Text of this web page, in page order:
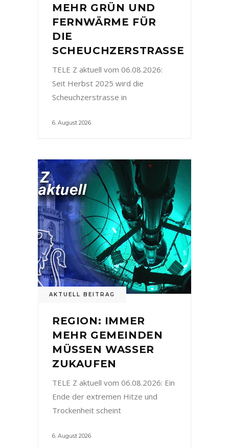
MEHR GRÜN UND
FERNWÄRME FÜR
DIE
SCHEUCHZERSTRASSE
TELE Z aktuell vom 06.08.2026:
Seit Herbst 2025 wird die
Scheuchzerstrasse in
6. August 2026
AKTUELL BEITRAG
REGION: IMMER
MEHR GEMEINDEN
MÜSSEN WASSER
ZUKAUFEN
TELE Z aktuell vom 06.08.2026: Ein
Ende der extremen Hitze und
Trockenheit scheint
6. August 2026